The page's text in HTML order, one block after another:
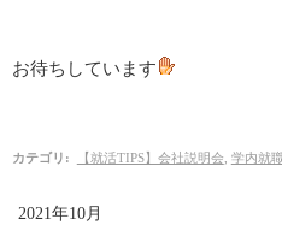
お待ちしています
カテゴリ : 【就活TIPS】会社説明会 学内就
2021年10月